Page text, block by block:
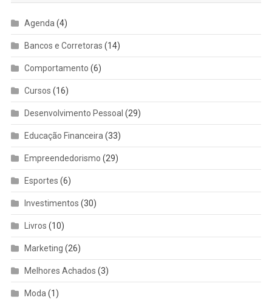
Agenda (4)
Bancos e Corretoras (14)
Comportamento (6)
Cursos (16)
Desenvolvimento Pessoal (29)
Educação Financeira (33)
Empreendedorismo (29)
Esportes (6)
Investimentos (30)
Livros (10)
Marketing (26)
Melhores Achados (3)
Moda (1)